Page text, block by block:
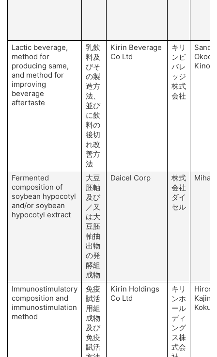
Lactic beverage,
method for
producing same,
and method for
improving
beverage
aftertaste
乳飲
料及
びそ
の製
造方
法、
並び
に飲
料の
後切
れ改
善方
法
Kirin Beverage
Co Ltd
キリ
ンビ
バレ
ッジ
株式
会社
Sano
Fermented
composition of
soybean hypocotyl
and/or soybean
hypocotyl extract
大豆
胚軸
及び
／又
は大
豆胚
軸抽
出物
の発
酵組
成物
Daicel Corp
株式
会社
ダイ
セル
Immunostimulatory
composition and
immunostimulation
method
免疫
賦活
用組
成物
及び
免疫
賦活
Kirin Holdings
Co Ltd
キリ
ンホ
ール
ディ
ング
ス株
式会